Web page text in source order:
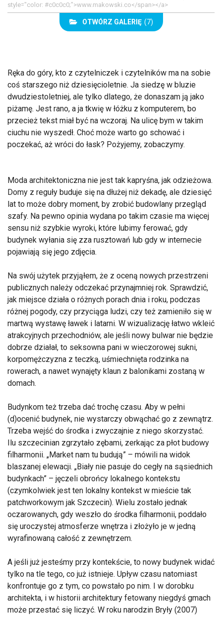
style="color: #c0c0c0;">www.makowski.co</span></a>
OTWÓRZ GALERIĘ (7)
Ręka do góry, kto z czytelniczek i czytelników ma na sobie
coś starszego niż dziesięcioletnie. Ja siedzę w bluzie
dwudziestoletniej, ale tylko dlatego, że donaszam ją jako
piżamę. Jest rano, a ja tkwię w łóżku z komputerem, bo
przecież tekst miał być na wczoraj. Na ulicę bym w takim
ciuchu nie wyszedł. Choć może warto go schować i
poczekać, aż wróci do łask? Pożyjemy, zobaczymy.
Moda architektoniczna nie jest tak kapryśna, jak odzieżowa.
Domy z reguły buduje się na dłużej niż dekadę, ale dziesięć
lat to może dobry moment, by zrobić budowlany przegląd
szafy. Na pewno opinia wydana po takim czasie ma więcej
sensu niż szybkie wyroki, które lubimy ferować, gdy
budynek wyłania się zza rusztowań lub gdy w internecie
pojawiają się jego zdjęcia.
Na swój użytek przyjąłem, że z oceną nowych przestrzeni
publicznych należy odczekać przynajmniej rok. Sprawdzić,
jak miejsce działa o różnych porach dnia i roku, podczas
różnej pogody, czy przyciąga ludzi, czy też zamieniło się w
martwą wystawę ławek i latarni. W wizualizację łatwo wkleić
atrakcyjnych przechodniów, ale jeśli nowy bulwar nie będzie
dobrze działał, to seksowna pani w wieczorowej sukni,
korpomężczyzna z teczką, uśmiechnięta rodzinka na
rowerach, a nawet wynajęty klaun z balonikami zostaną w
domach.
Budynkom też trzeba dać trochę czasu. Aby w pełni
(d)ocenić budynek, nie wystarczy obwąchać go z zewnątrz.
Trzeba wejść do środka i zwyczajnie z niego skorzystać.
Ilu szczecinian zgrzytało zębami, zerkając za płot budowy
filharmonii. „Market nam tu budują” – mówili na widok
blaszanej elewacji. „Biały nie pasuje do cegły na sąsiednich
budynkach” – jęczeli obrońcy lokalnego kontekstu
(czymkolwiek jest ten lokalny kontekst w mieście tak
patchworkowym jak Szczecin). Wielu zostało jednak
oczarowanych, gdy weszło do środka filharmonii, poddało
się uroczystej atmosferze wnętrza i złożyło je w jedną
wyrafinowaną całość z zewnętrzem.
A jeśli już jesteśmy przy kontekście, to nowy budynek widać
tylko na tle tego, co już istnieje. Upływ czasu natomiast
konfrontuje go z tym, co powstało po nim. I w dorobku
architekta, i w historii architektury fetowany niegdyś gmach
może przestać się liczyć. W roku narodzin Bryły (2007)